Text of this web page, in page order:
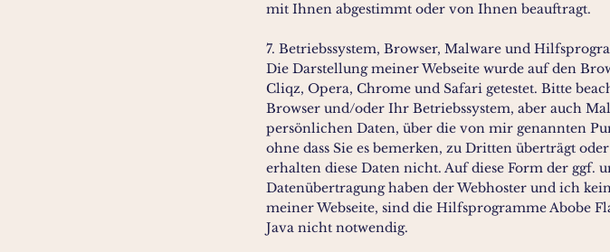
mit Ihnen abgestimmt oder von Ihnen beauftragt.
7. Betriebssystem, Browser, Malware und
Die Darstellung meiner Webseite wurde auf den
Cliqz, Opera, Chrome und Safari getestet. Bitte
Browser und/oder Ihr Betriebssystem, aber auch
persönlichen Daten, über die von mir genannten
ohne dass Sie es bemerken, zu Dritten überträgt
erhalten diese Daten nicht. Auf diese Form der ggf.
Datenübertragung haben der Webhoster und ich
meiner Webseite, sind die Hilfsprogramme Abobe
Java nicht notwendig.